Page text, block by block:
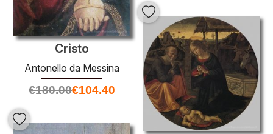
Cristo
Antonello da Messina
€180.00€104.40